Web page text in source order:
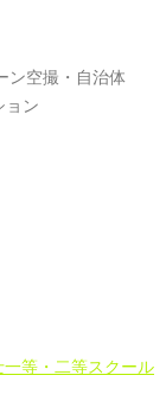
ン空撮・自治体
ョン
一等・二等スクール